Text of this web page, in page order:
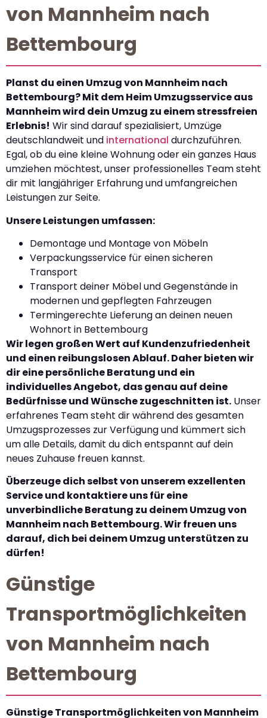
von Mannheim nach
Bettembourg
Planst du einen Umzug von Mannheim nach
Bettembourg? Mit dem Heim Umzugsservice aus
Mannheim wird dein Umzug zu einem stressfreien
Erlebnis! Wir sind darauf spezialisiert, Umzüge
deutschlandweit und international durchzuführen.
Egal, ob du eine kleine Wohnung oder ein ganzes Haus
umziehen möchtest, unser professionelles Team steht
dir mit langjähriger Erfahrung und umfangreichen
Leistungen zur Seite.
Unsere Leistungen umfassen:
Demontage und Montage von Möbeln
Verpackungsservice für einen sicheren
Transport
Transport deiner Möbel und Gegenstände in
modernen und gepflegten Fahrzeugen
Termingerechte Lieferung an deinen neuen
Wohnort in Bettembourg
Wir legen großen Wert auf Kundenzufriedenheit
und einen reibungslosen Ablauf. Daher bieten wir
dir eine persönliche Beratung und ein
individuelles Angebot, das genau auf deine
Bedürfnisse und Wünsche zugeschnitten ist. Unser
erfahrenes Team steht dir während des gesamten
Umzugsprozesses zur Verfügung und kümmert sich
um alle Details, damit du dich entspannt auf dein
neues Zuhause freuen kannst.
Überzeuge dich selbst von unserem exzellenten
Service und kontaktiere uns für eine
unverbindliche Beratung zu deinem Umzug von
Mannheim nach Bettembourg. Wir freuen uns
darauf, dich bei deinem Umzug unterstützen zu
dürfen!
Günstige
Transportmöglichkeiten
von Mannheim nach
Bettembourg
Günstige Transportmöglichkeiten von Mannheim